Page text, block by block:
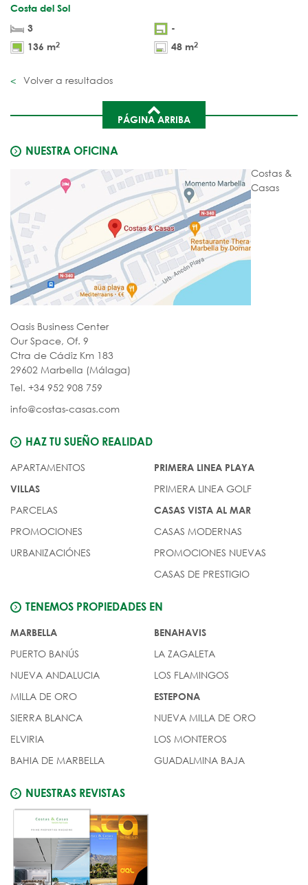
Costa del Sol
3
-
136 m2 48 m2
Volver a resultados
PÁGINA ARRIBA
NUESTRA OFICINA
Costas &
Casas
Oasis Business Center
Our Space, Of. 9
Ctra de Cádiz Km 183
29602 Marbella (Málaga)
Tel. +34 952 908 759
info@costas-casas.com
HAZ TU SUEÑO REALIDAD
APARTAMENTOS
VILLAS
PARCELAS
PROMOCIONES
URBANIZACIÓNES
PRIMERA LINEA PLAYA
PRIMERA LINEA GOLF
CASAS VISTA AL MAR
CASAS MODERNAS
PROMOCIONES NUEVAS
CASAS DE PRESTIGIO
TENEMOS PROPIEDADES EN
MARBELLA
PUERTO BANÚS
NUEVA ANDALUCIA
MILLA DE ORO
SIERRA BLANCA
ELVIRIA
BAHIA DE MARBELLA
BENAHAVIS
LA ZAGALETA
LOS FLAMINGOS
ESTEPONA
NUEVA MILLA DE ORO
LOS MONTEROS
GUADALMINA BAJA
NUESTRAS REVISTAS